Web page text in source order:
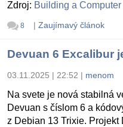
Zdroj: Building a
8 | Zaujímavý článok
Devuan 6 Excalibur
03.11.2025 | 22:52 | menom
Na svete je nová stabilná
Devuan s číslom 6 a
z Debian 13 Trixie. Projekt